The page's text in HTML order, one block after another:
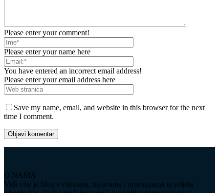
Please enter your comment!
Please enter your name here
You have entered an incorrect email address!
Please enter your email address here
Save my name, email, and website in this browser for the next
time I comment.
O NAMA
Vidi više je blog s vijestima, najavama i recenzijama iz svijeta